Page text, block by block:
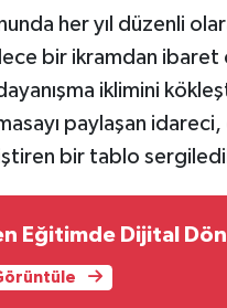
her yıl düzenli
bir ikramdan ibaret
iklimini
masayı paylaşan
bir tablo
Eğitimde Dijital